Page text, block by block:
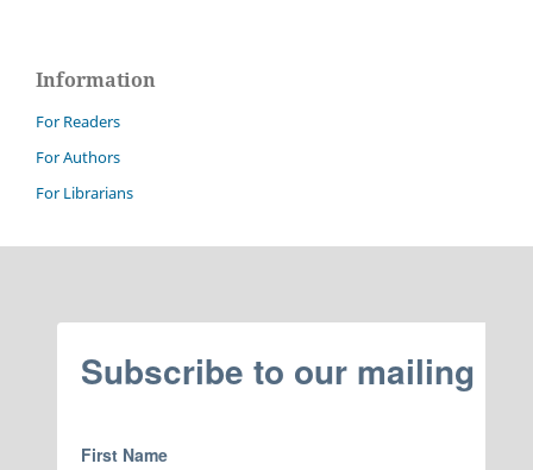
Information
For Readers
For Authors
For Librarians